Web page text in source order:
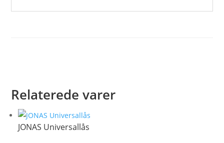
Relaterede varer
JONAS Universallås